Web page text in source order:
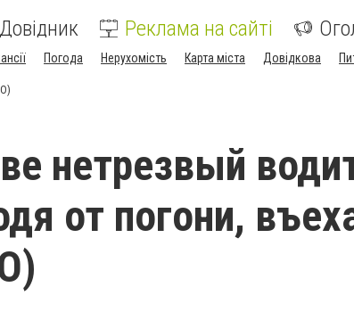
Довідник Реклама на сайті
Погода Нерухомість Карта міста Довідкова
нетрезвый
от погони,